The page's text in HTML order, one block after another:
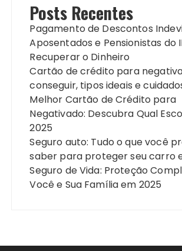
Posts Recentes
Pagamento de Descontos
Aposentados e Pensionistas do
Recuperar o Dinheiro
Cartão de crédito para
conseguir, tipos ideais e
Melhor Cartão de Crédito para
Negativado: Descubra Qual
2025
Seguro auto: Tudo o que você
saber para proteger seu carro
Seguro de Vida: Proteção
Você e Sua Família em 2025